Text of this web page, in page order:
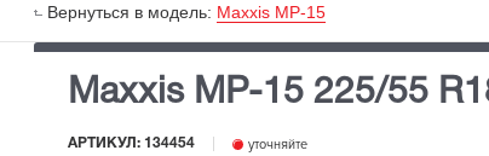
Вернуться в модель: Maxxis MP-15
Maxxis MP-15 225/55
АРТИКУЛ: 134454 уточняйте